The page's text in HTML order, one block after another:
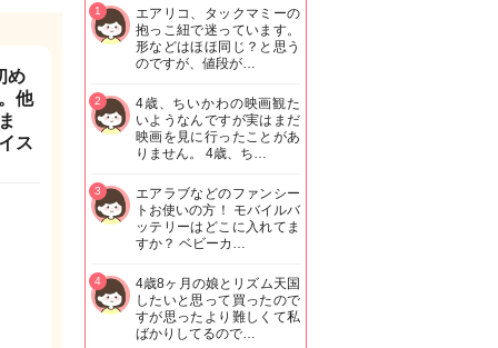
め
他
ス
エアリコ、タックマミーの
抱っこ紐で迷っています。
形などはほほ同じ？と思う
のですが、値段が…
1
4歳、ちいかわの映画観た
いようなんですが実はまだ
映画を見に行ったことがあ
りません。 4歳、ち…
2
エアラブなどのファンシー
トお使いの方！ モバイルバ
ッテリーはどこに入れてま
すか？ ベビーカ…
3
4歳8ヶ月の娘とリズム天国
したいと思って買ったので
すが思ったより難しくて私
ばかりしてるので…
4